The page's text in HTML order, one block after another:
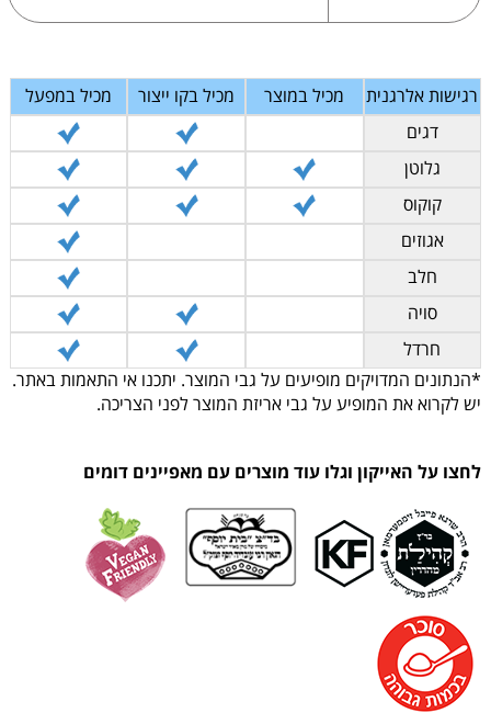
רגישות אלרגנית מכיל במוצר מכיל בקו ייצור
מכיל במפעל
דגים
גלוטן
קוקוס
אגוזים
חלב
סויה
חרדל
*הנתונים המדויקים מופיעים על גבי המוצר. יתכנו אי התאמות באתר.
יש לקרוא את המופיע על גבי אריזת המוצר לפני הצריכה.
לחצו על האייקון וגלו עוד מוצרים עם מאפיינים דומים